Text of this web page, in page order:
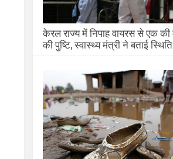
केरल राज्य में निपाह वायरस से एक की
की पुष्टि, स्वास्थ्य मंत्री ने बताई स्थिति